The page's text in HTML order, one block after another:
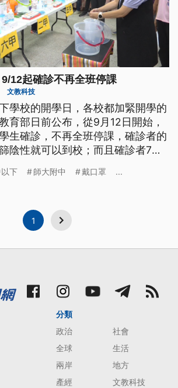
12起確診不再全班停課
文教科技
學校的開學日，各校都加緊開學的
育部日前公布，從9月12日開始，
生確診，不再全班停課，確診者的
陰性就可以到校；而且確診者7天
下 師大附中 戴口罩 ...
1
分類
政治
社會
全球
生活
兩岸
地方
產經
文教科技